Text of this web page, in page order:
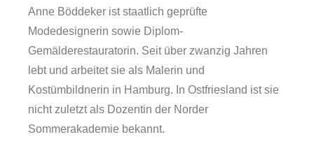
Anne Böddeker ist staatlich geprüfte
Modedesignerin sowie Diplom-
Gemälderestauratorin. Seit über zwanzig Jahren
lebt und arbeitet sie als Malerin und
Kostümbildnerin in Hamburg. In Ostfriesland ist sie
nicht zuletzt als Dozentin der Norder
Sommerakademie bekannt.